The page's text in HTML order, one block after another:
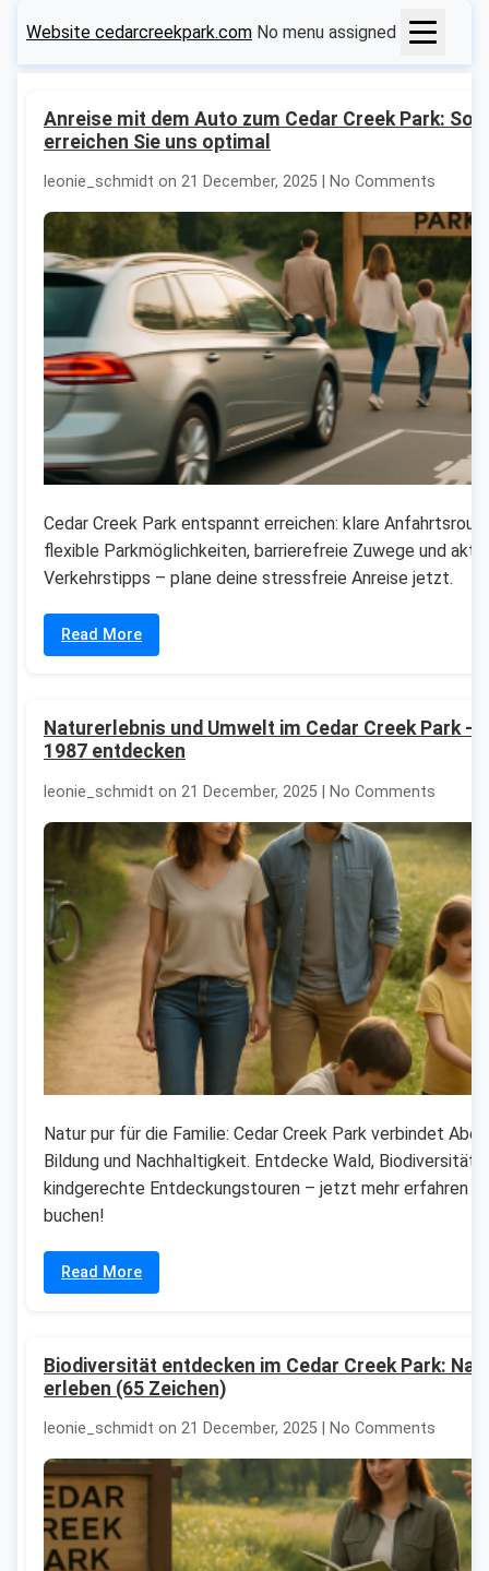
Website cedarcreekpark.com No menu assigned
Anreise mit dem Auto zum Cedar Creek Park: So
erreichen Sie uns optimal
leonie_schmidt on 21 December, 2025 | No Comments
Cedar Creek Park entspannt erreichen: klare
flexible Parkmöglichkeiten, barrierefreie Zuwege und
Verkehrstipps – plane deine stressfreie Anreise jetzt.
Read More
Naturerlebnis und Umwelt im Cedar Creek Park –
1987 entdecken
leonie_schmidt on 21 December, 2025 | No Comments
Natur pur für die Familie: Cedar Creek Park verbindet
Bildung und Nachhaltigkeit. Entdecke Wald, Biodiversität
kindgerechte Entdeckungstouren – jetzt mehr erfahren
buchen!
Read More
Biodiversität entdecken im Cedar Creek Park:
erleben (65 Zeichen)
leonie_schmidt on 21 December, 2025 | No Comments